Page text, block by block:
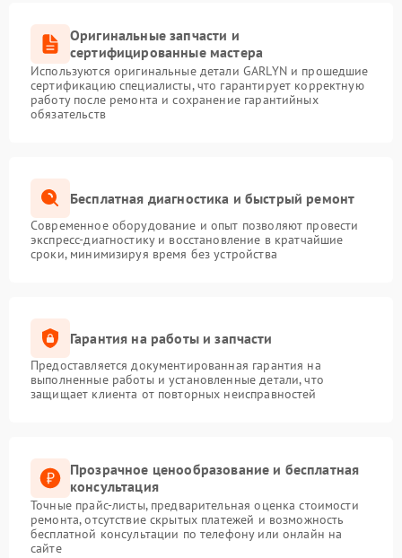
Оригинальные запчасти и
сертифицированные мастера
Используются оригинальные детали GARLYN и прошедшие
сертификацию специалисты, что гарантирует корректную
работу после ремонта и сохранение гарантийных
обязательств
Бесплатная диагностика и быстрый ремонт
Современное оборудование и опыт позволяют провести
экспресс-диагностику и восстановление в кратчайшие
сроки, минимизируя время без устройства
Гарантия на работы и запчасти
Предоставляется документированная гарантия на
выполненные работы и установленные детали, что
защищает клиента от повторных неисправностей
Прозрачное ценообразование и бесплатная
консультация
Точные прайс-листы, предварительная оценка стоимости
ремонта, отсутствие скрытых платежей и возможность
бесплатной консультации по телефону или онлайн на
сайте